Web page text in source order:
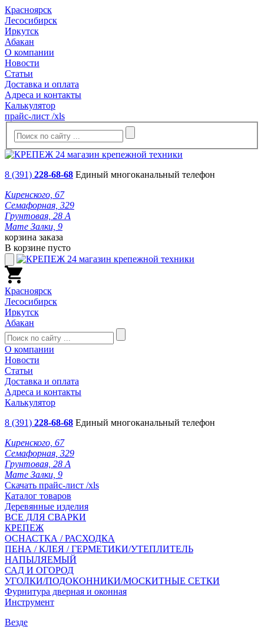
Красноярск
Лесосибирск
Иркутск
Абакан
О компании
Новости
Статьи
Доставка и оплата
Адреса и контакты
Калькулятор
прайс-лист /xls
8 (391) 228-68-68 Единый многоканальный телефон
Киренского, 67
Семафорная, 329
Грунтовая, 28 А
Мате Залки, 9
корзина заказа
В корзине пусто
Красноярск
Лесосибирск
Иркутск
Абакан
О компании
Новости
Статьи
Доставка и оплата
Адреса и контакты
Калькулятор
8 (391) 228-68-68 Единый многоканальный телефон
Киренского, 67
Семафорная, 329
Грунтовая, 28 А
Мате Залки, 9
Скачать прайс-лист /xls
Каталог товаров
Деревянные изделия
ВСЕ ДЛЯ СВАРКИ
КРЕПЕЖ
ОСНАСТКА / РАСХОДКА
ПЕНА / КЛЕЯ / ГЕРМЕТИКИ/УТЕПЛИТЕЛЬ
НАПЫЛЯЕМЫЙ
САД И ОГОРОД
УГОЛКИ/ПОДОКОННИКИ/МОСКИТНЫЕ СЕТКИ
Фурнитура дверная и оконная
Инструмент
Везде